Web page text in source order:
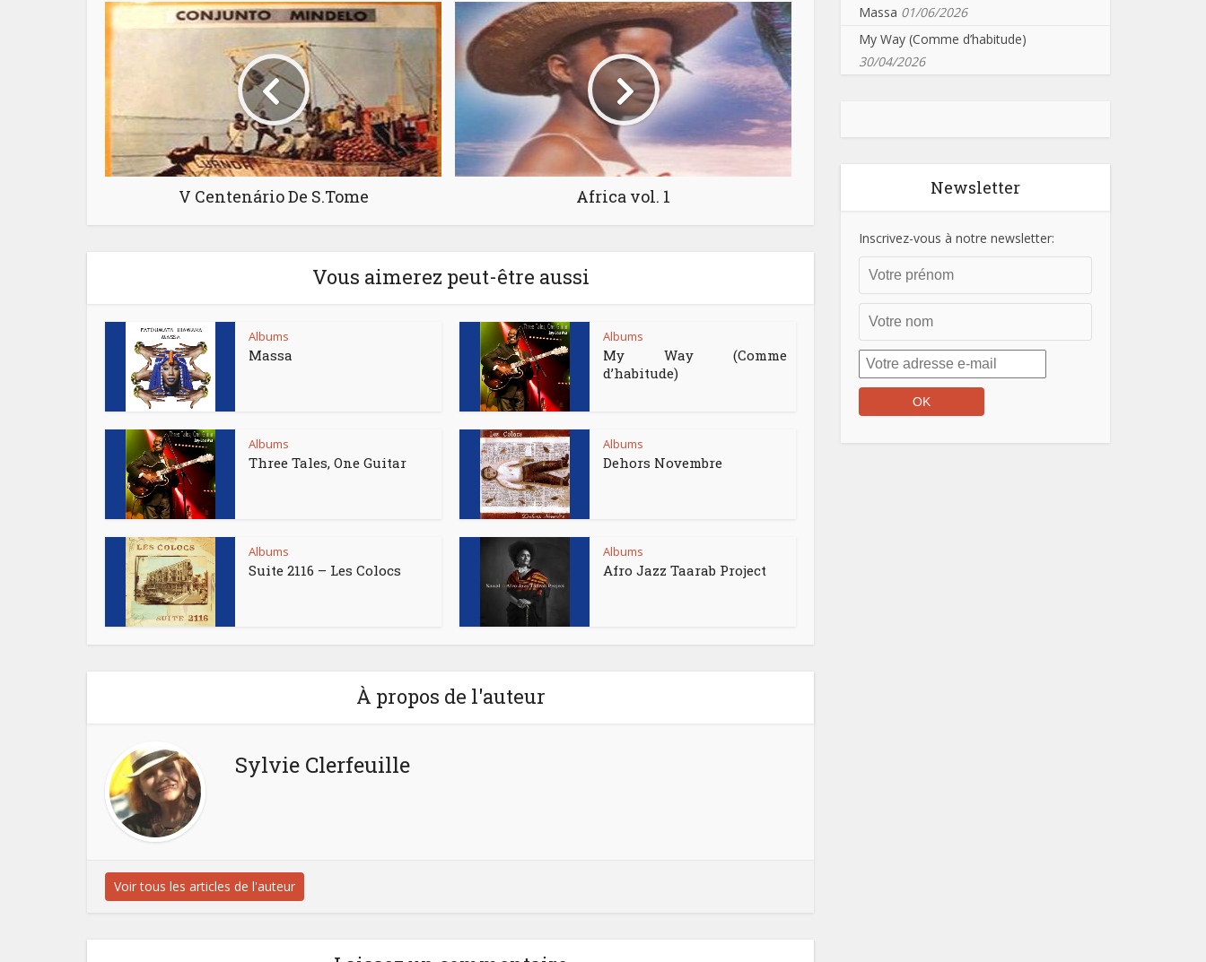
V Centenário De S.Tome Africa vol. 1
Vous aimerez peut-être aussi
Albums
Massa
Albums
My Way (Comme
d’habitude)
Albums
Three Tales, One Guitar
Albums
Dehors Novembre
Albums
Suite 2116 – Les Colocs
Albums
Afro Jazz Taarab Project
À propos de l'auteur
Sylvie Clerfeuille
Voir tous les articles de l'auteur
Massa 01/06/2026
My Way (Comme d’habitude)
30/04/2026
Newsletter
Inscrivez-vous à notre newsletter: